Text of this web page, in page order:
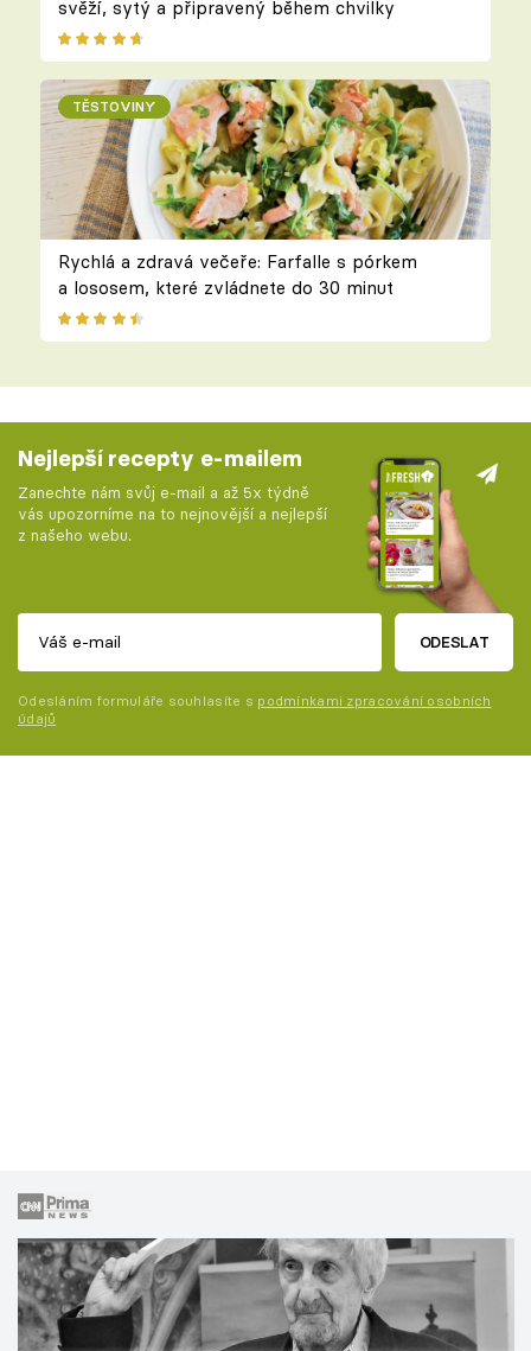
svěží, sytý a připravený během chvilky
TĚSTOVINY
Rychlá a zdravá večeře: Farfalle s pórkem
a lososem, které zvládnete do 30 minut
Nejlepší recepty e-mailem
Zanechte nám svůj e-mail a až 5x týdně
vás upozorníme na to nejnovější a nejlepší
z našeho webu.
ODESLAT
Odesláním formuláře souhlasíte s podmínkami zpracování osobních
údajů